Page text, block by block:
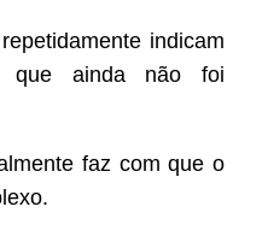
indicam
que ainda não foi
faz com que o